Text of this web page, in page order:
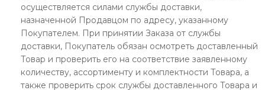
осуществляется силами службы доставки,
назначенной Продавцом по адресу, указанному
Покупателем. При принятии Заказа от службы
доставки, Покупатель обязан осмотреть доставленный
Товар и проверить его на соответствие заявленному
количеству, ассортименту и комплектности Товара, а
также проверить срок службы доставленного Товара и